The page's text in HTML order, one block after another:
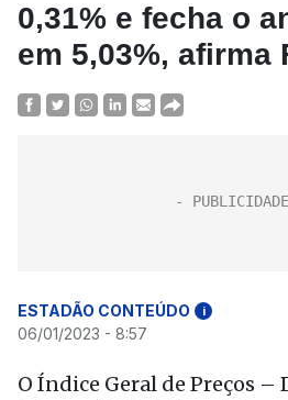
0,31% e fecha o
em 5,03%, afirma
ESTADÃO CONTEÚDO i
06/01/2023 - 8:57
O Índice Geral de Preços